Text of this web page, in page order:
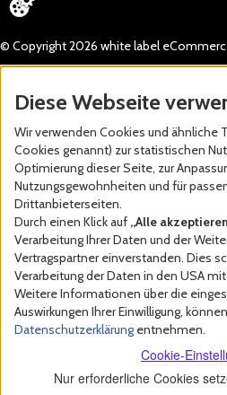
© Copyright 2026 white label
Diese Webseite
Wir verwenden Cookies und ähnliche
Cookies genannt) zur statistischen
Optimierung dieser Seite, zur
Nutzungsgewohnheiten und für
Drittanbieterseiten.
Durch einen Klick auf „Alle
Verarbeitung Ihrer Daten und der
Vertragspartner einverstanden. Dies
Verarbeitung der Daten in den USA
Weitere Informationen über die
Auswirkungen Ihrer Einwilligung,
Datenschutzerklärung entnehmen.
Cookie-
Nur erforderliche Cookies